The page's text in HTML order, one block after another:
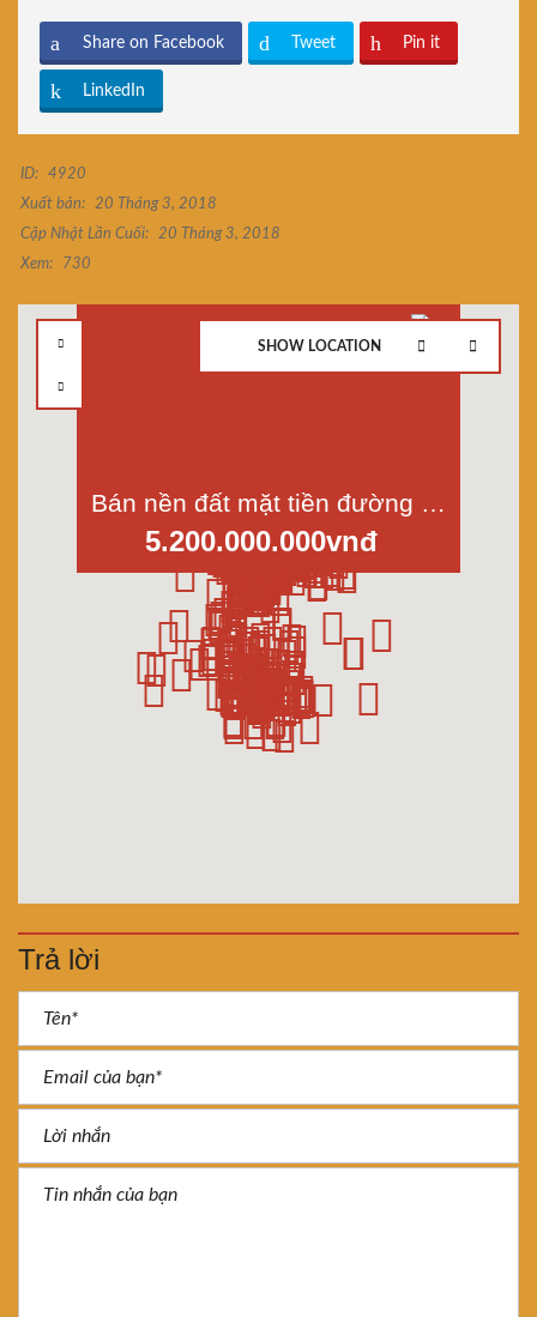
Share on Facebook Tweet Pin it
LinkedIn
ID:
4920
Xuất bản:
20 Tháng 3, 2018
Cập Nhật Lần Cuối:
20 Tháng 3, 2018
Xem:
730
Bán nền đất mặt tiền đường 58 kdc Bình Phú, p.10, quận 6, diện tích 4x22m
5.200.000.000vnđ
SHOW LOCATION
Trả lời